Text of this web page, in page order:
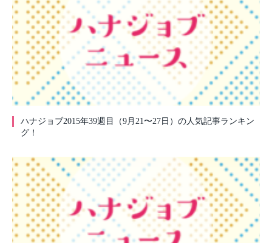
ハナジョブ2015年39週目（9月21〜27日）の人気記事ランキン
グ！